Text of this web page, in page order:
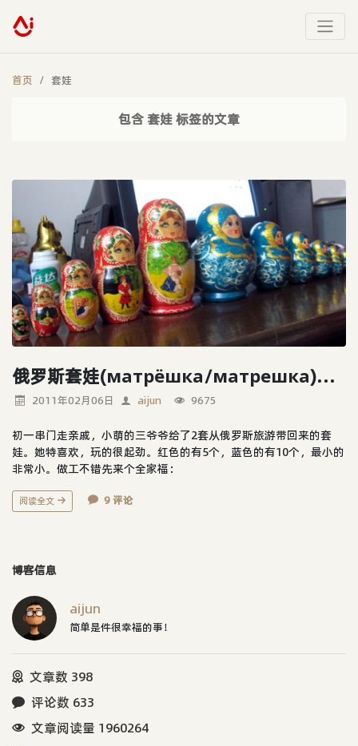
首页 套娃
包含 套娃 标签的文章
俄罗斯套娃(матрёшка/матрешка)，今年春节小萌的玩具
2011年02月06日 aijun 9675
初一串门走亲戚，小萌的三爷爷给了2套从俄罗斯旅游带回来的套
娃。她特喜欢，玩的很起劲。红色的有5个，蓝色的有10个，最小的
非常小。做工不错先来个全家福：
阅读全文 9 评论
博客信息
aijun
简单是件很幸福的事！
文章数 398
评论数 633
文章阅读量 1960264